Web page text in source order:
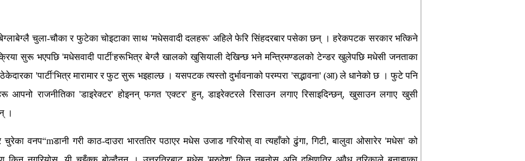
चुला-चौका र फुटेका चोइटाका साथ 'मधेसवादी दलहरू' अहिले फेरि सिंहदरबार पसेका छन् । हरेकपटक सरकार भत्किने
सुरू भएपछि 'मधेसवादी पार्टी'हरूभित्र बेग्लै खालको खुसियाली देखिन्छ भने मन्त्रिमण्डलको टेन्डर खुलेपछि मधेसी जनताका
'पार्टी'भित्र मारामार र फुट सुरू भइहाल्छ । यसपटक त्यस्तो दुर्भावनाको परम्परा 'सद्भावना' (आ) ले धानेको छ । फुटे पनि
आपनो राजनीतिका 'डाइरेक्टर' होइनन् फगत 'एक्टर' हुन्, डाइरेक्टरले रिसाउन लगाए रिसाइदिन्छन्, खुसाउन लगाए खुसी
।
चुरेका वनप“mडानी गरी काठ-दाउरा भारततिर पठाएर मधेस उजाड गरियोस् वा त्यहाँको ढुंगा, गिटी, बालुवा ओसारेर 'मधेस' को